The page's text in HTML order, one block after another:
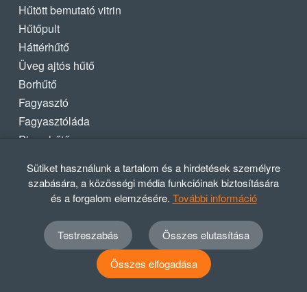
Hűtött bemutató vitrin
Hűtőpult
Háttérhűtő
Üveg ajtós hűtő
Borhűtő
Fagyasztó
Fagyasztóláda
Pizza hűtő
SÜTŐ-, FŐZŐ BERENDEZÉSEK
Statikus sütő
Kombi sütő, pároló
Légkeveréses sütő
Sütiket használunk a tartalom és a hirdetések személyre
szabására, a közösségi média funkcióinak biztosítására
és a forgalom elemzésére. További információ
Testreszabás
Összes elutasítása
Összes elfogadása